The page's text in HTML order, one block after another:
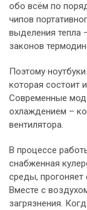
обо всём по
чипов
выделения тепла
законов
Поэтому
которая состоит
Современные
охлаждением –
вентилятора.
В процессе
снабженная
среды, прогоняет
Вместе с
загрязнения.